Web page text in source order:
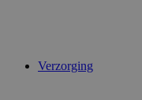
Verzorging